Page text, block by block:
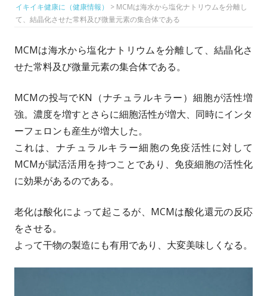
イキイキ健康に（健康情報）
> MCMは海水から塩化ナトリウムを分離し
て、結晶化させた常料及び微量元素の集合体である
MCMは海水から塩化ナトリウムを分離して、結晶化さ
せた常料及び微量元素の集合体である。
MCMの投与でKN（ナチュラルキラー）細胞が活性増
強。濃度を増すとさらに細胞活性が増大、同時にインタ
ーフェロンも産生が増大した。
これは、ナチュラルキラー細胞の免疫活性に対して
MCMが賦活活用を持つことであり、免疫細胞の活性化
に効果があるのである。
老化は酸化によって起こるが、MCMは酸化還元の反応
をさせる。
よって干物の製造にも有用であり、大変美味しくなる。